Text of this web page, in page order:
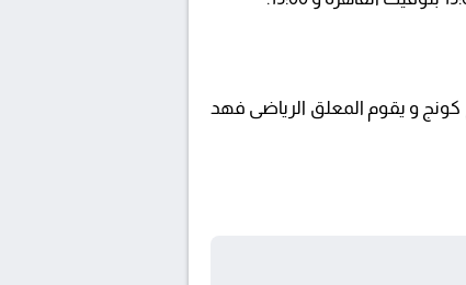
إستضافة المباراة في استاد هونج كونج و يقوم المعلق الرياضى فهد